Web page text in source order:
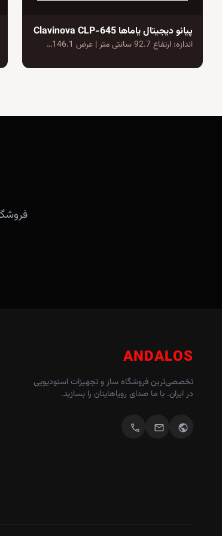
پیانو دیجیتال یاماها Clavinova CLP-645
اندازه: ارتفاع 92.7 سانتی متر | عرض 146.1…
ANDALOS
تخصصی‌ترین فروشگاه ساز و تجهیزات استودیویی
در ایران. با ما صدای رویاهایتان را بسازید.
public
mail
call